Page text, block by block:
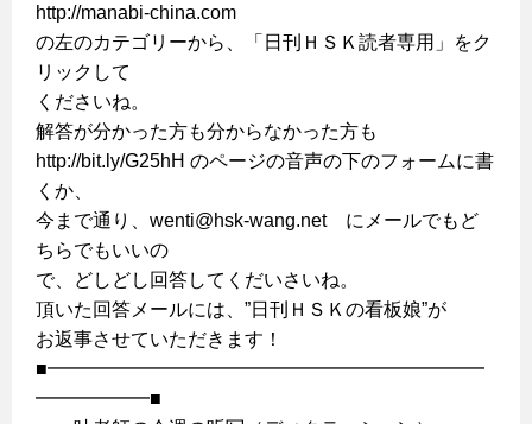
http://manabi-china.com
の左のカテゴリーから、「日刊ＨＳＫ読者専用」をク
リックして
くださいね。
解答が分かった方も分からなかった方も
http://bit.ly/G25hH のページの音声の下のフォームに書
くか、
今まで通り、wenti@hsk-wang.net にメールでもど
ちらでもいいの
で、どしどし回答してくだいさいね。
頂いた回答メールには、”日刊ＨＳＫの看板娘”が
お返事させていただきます！
■━━━━━━━━━━━━━━━━━━━━━━━
━━━━━━■